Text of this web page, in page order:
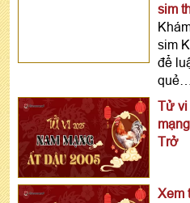
sim
sim
để
quẻ…
Tử vi
Trở
Xem